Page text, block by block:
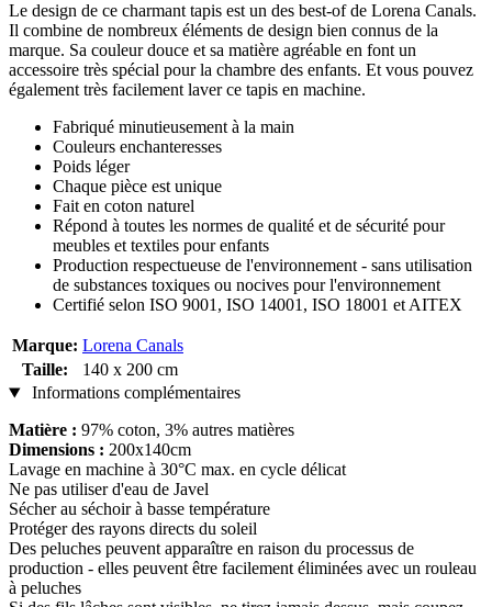
Le design de ce charmant tapis est un des best-of de Lorena Canals.
Il combine de nombreux éléments de design bien connus de la
marque. Sa couleur douce et sa matière agréable en font un
accessoire très spécial pour la chambre des enfants. Et vous pouvez
également très facilement laver ce tapis en machine.
Fabriqué minutieusement à la main
Couleurs enchanteresses
Poids léger
Chaque pièce est unique
Fait en coton naturel
Répond à toutes les normes de qualité et de sécurité pour
meubles et textiles pour enfants
Production respectueuse de l'environnement - sans utilisation
de substances toxiques ou nocives pour l'environnement
Certifié selon ISO 9001, ISO 14001, ISO 18001 et AITEX
Marque: Lorena Canals
Taille:
140 x 200 cm
Informations complémentaires
Matière : 97% coton, 3% autres matières
Dimensions : 200x140cm
Lavage en machine à 30°C max. en cycle délicat
Ne pas utiliser d'eau de Javel
Sécher au séchoir à basse température
Protéger des rayons directs du soleil
Des peluches peuvent apparaître en raison du processus de
production - elles peuvent être facilement éliminées avec un rouleau
à peluches